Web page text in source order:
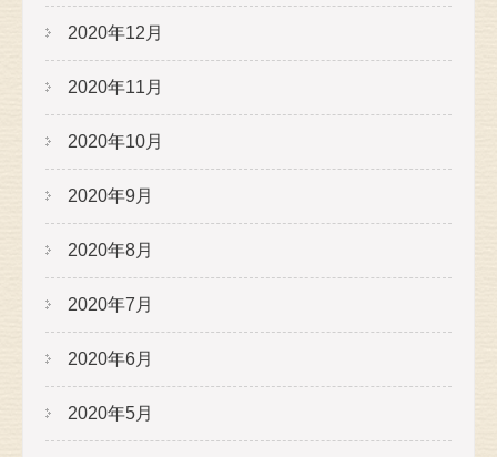
2020年12月
2020年11月
2020年10月
2020年9月
2020年8月
2020年7月
2020年6月
2020年5月